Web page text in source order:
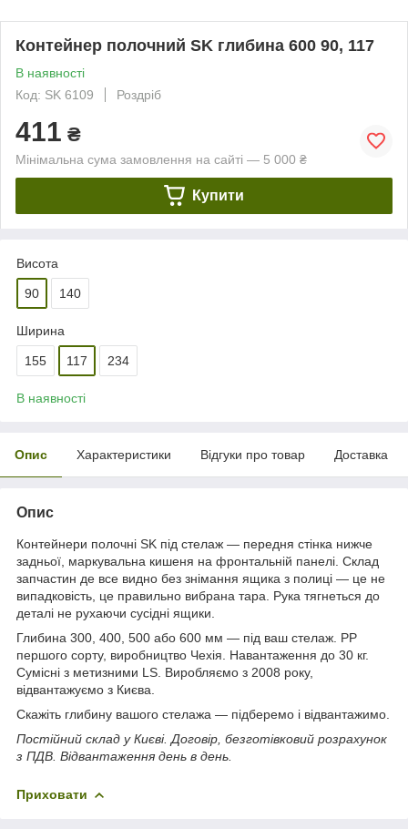
Контейнер полочний SK глибина 600 90, 117
В наявності
Код: SK 6109
Роздріб
411 ₴
Мінімальна сума замовлення на сайті — 5 000 ₴
Купити
Висота
90 140
Ширина
155 117 234
В наявності
Опис Характеристики Відгуки про товар Доставка
Опис
Контейнери полочні SK під стелаж — передня стінка нижче
задньої, маркувальна кишеня на фронтальній панелі. Склад
запчастин де все видно без знімання ящика з полиці — це не
випадковість, це правильно вибрана тара. Рука тягнеться до
деталі не рухаючи сусідні ящики.
Глибина 300, 400, 500 або 600 мм — під ваш стелаж. PP
першого сорту, виробництво Чехія. Навантаження до 30 кг.
Сумісні з метизними LS. Виробляємо з 2008 року,
відвантажуємо з Києва.
Скажіть глибину вашого стелажа — підберемо і відвантажимо.
Постійний склад у Києві. Договір, безготівковий розрахунок
з ПДВ. Відвантаження день в день.
Приховати